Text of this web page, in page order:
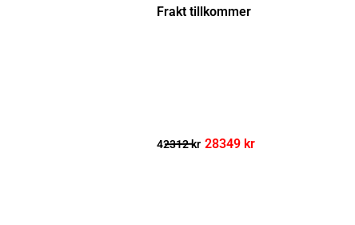
Frakt tillkommer
42312kr 28349 kr